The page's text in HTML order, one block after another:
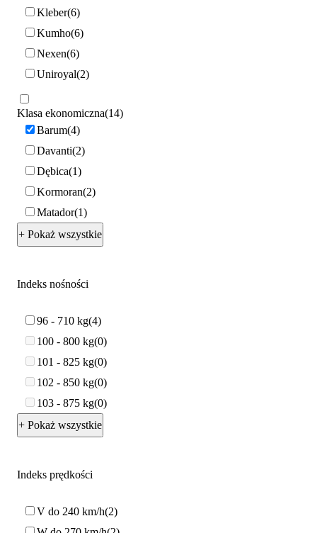
Kleber 6
Kumho 6
Nexen 6
Uniroyal 2
Klasa ekonomiczna 14
Barum 4
Davanti 2
Dębica 1
Kormoran 2
Matador 1
+ Pokaż wszystkie
Indeks nośności
96 - 710 kg 4
100 - 800 kg 0
101 - 825 kg 0
102 - 850 kg 0
103 - 875 kg 0
+ Pokaż wszystkie
Indeks prędkości
V do 240 km/h 2